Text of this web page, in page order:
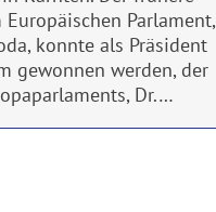
Parlament,
konnte als Präsident
gewonnen werden, der
Dr.…